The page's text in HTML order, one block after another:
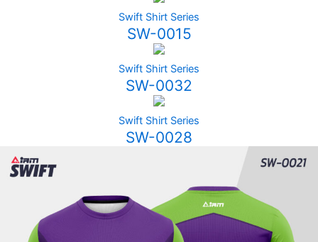
Swift Shirt Series
SW-0015
Swift Shirt Series
SW-0032
Swift Shirt Series
SW-0028